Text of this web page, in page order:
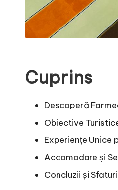
Cuprins
Descoperă
Obiective
Experiențe Unice
Accomodare și
Concluzii și